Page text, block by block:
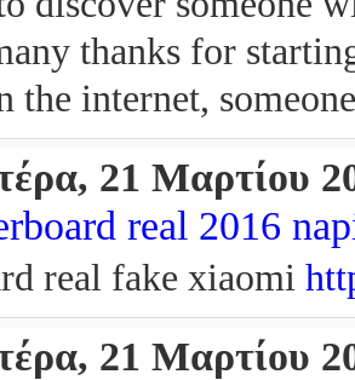
thanks for
the internet,
21 Μαρτίου
real 2016
real fake xiaomi
21 Μαρτίου